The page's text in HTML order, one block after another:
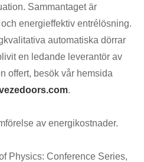
Sammantaget är
energieffektiv entrélösning.
automatiska dörrar
en ledande leverantör av
offert, besök vår hemsida
.
av energikostnader.
Physics: Conference Series,